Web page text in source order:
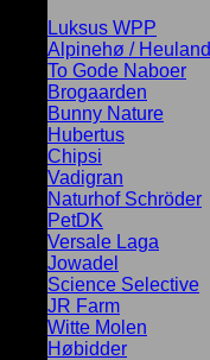
Luksus WPP
Alpinehø / Heuland
To Gode Naboer
Brogaarden
Bunny Nature
Hubertus
Chipsi
Vadigran
Naturhof Schröder
PetDK
Versale Laga
Jowadel
Science Selective
JR Farm
Witte Molen
Høbidder